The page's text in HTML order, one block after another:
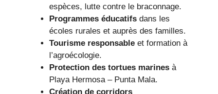
espèces, lutte contre le braconnage.
Programmes éducatifs dans les
écoles rurales et auprès des familles.
Tourisme responsable et formation à
l’agroécologie.
Protection des tortues marines à
Playa Hermosa – Punta Mala.
Création de corridors